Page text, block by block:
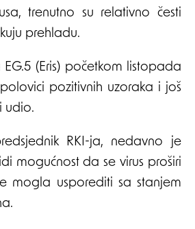
trenutno su relativno česti
prehladu.
EG.5 (Eris) početkom listopada
pozitivnih uzoraka i još
udio.
RKI-ja, nedavno je
mogućnost da se virus proširi
mogla usporediti sa stanjem